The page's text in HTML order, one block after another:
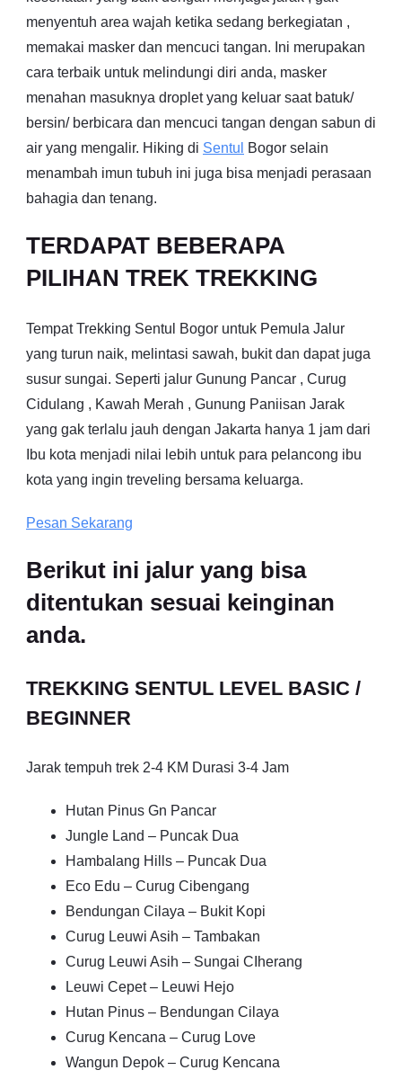
menyentuh area wajah ketika sedang berkegiatan ,
memakai masker dan mencuci tangan. Ini merupakan
cara terbaik untuk melindungi diri anda, masker
menahan masuknya droplet yang keluar saat batuk/
bersin/ berbicara dan mencuci tangan dengan sabun di
air yang mengalir. Hiking di Sentul
Bogor selain
menambah imun tubuh ini juga bisa menjadi perasaan
bahagia dan tenang.
TERDAPAT BEBERAPA
PILIHAN TREK TREKKING
Tempat Trekking Sentul Bogor untuk Pemula Jalur
yang turun naik, melintasi sawah, bukit dan dapat juga
susur sungai. Seperti jalur Gunung Pancar , Curug
Cidulang , Kawah Merah , Gunung Paniisan Jarak
yang gak terlalu jauh dengan Jakarta hanya 1 jam dari
Ibu kota menjadi nilai lebih untuk para pelancong ibu
kota yang ingin treveling bersama keluarga.
Pesan Sekarang
Berikut ini jalur yang bisa
ditentukan sesuai keinginan
anda.
TREKKING SENTUL LEVEL BASIC /
BEGINNER
Jarak tempuh trek 2-4 KM Durasi 3-4 Jam
Hutan Pinus Gn Pancar
Jungle Land – Puncak Dua
Hambalang Hills – Puncak Dua
Eco Edu – Curug Cibengang
Bendungan Cilaya – Bukit Kopi
Curug Leuwi Asih – Tambakan
Curug Leuwi Asih – Sungai CIherang
Leuwi Cepet – Leuwi Hejo
Hutan Pinus – Bendungan Cilaya
Curug Kencana – Curug Love
Wangun Depok – Curug Kencana